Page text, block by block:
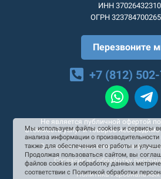
ИНН
ОГРН
Перезвоните
+7 (812)
Не является публичной офертой
Стоимость услуг и товаров
Согласие на рекламную и
Согласие на обработку
Политика
Мы используем файлы cookies и сервисы
анализа информации о производительности
также для обеспечения его работы и
Продолжая пользоваться сайтом, вы
файлов cookies и обработку данных
соответствии с Политикой обработки